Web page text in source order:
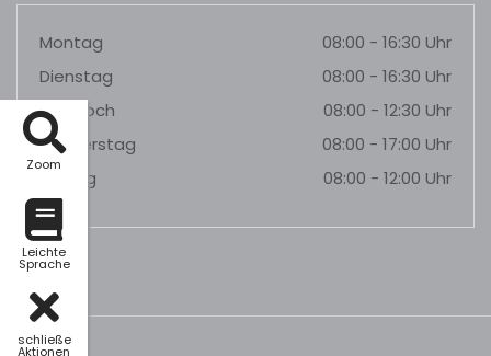
Zoom
Leichte
Sprache
schließe
Aktionen
Montag
08:00 - 16:30 Uhr
Dienstag
08:00 - 16:30 Uhr
Mittwoch
08:00 - 12:30 Uhr
Donnerstag
08:00 - 17:00 Uhr
Freitag
08:00 - 12:00 Uhr